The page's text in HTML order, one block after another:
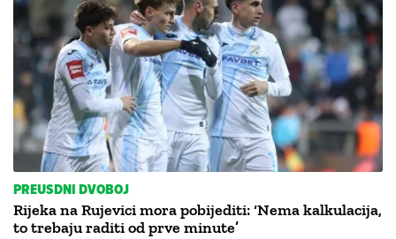
PREUSDNI DVOBOJ
Rijeka na Rujevici mora pobijediti: ‘Nema kalkulacija,
to trebaju raditi od prve minute’